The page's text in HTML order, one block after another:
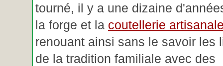
tourné, il y a une dizaine
la forge et la coutellerie
renouant ainsi sans le savoir les
de la tradition familiale avec des